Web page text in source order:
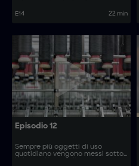
vengono prodotti. Come si
realizzano articoli come le
E14 22 min
Episodio 12
Sempre più oggetti di uso
quotidiano vengono messi sotto